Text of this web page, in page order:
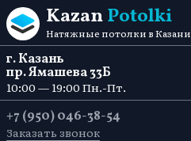
Перейти к содержанию
KazanPotolki
Натяжные потолки в Казани
г. Казань
пр. Ямашева 33Б
10:00 — 19:00 Пн.-Пт.
+7 (950) 046-38-54
Заказать звонок